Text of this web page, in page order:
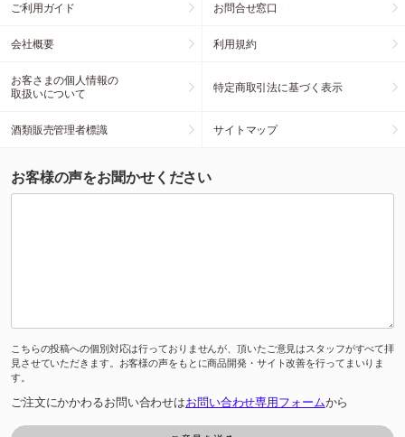
ご利用ガイド お問合せ窓口
会社概要 利用規約
お客さまの個人情報の
取扱いについて
特定商取引法に基づく表示
酒類販売管理者標識 サイトマップ
お客様の声をお聞かせください
こちらの投稿への個別対応は行っておりませんが、頂いたご意見はスタッフがすべて拝
見させていただきます。お客様の声をもとに商品開発・サイト改善を行ってまいりま
す。
ご注文にかかわるお問い合わせはお問い合わせ専用フォームから